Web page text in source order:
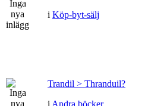
i Köp-byt-sälj
Trandil > Thranduil?
i Andra böcker